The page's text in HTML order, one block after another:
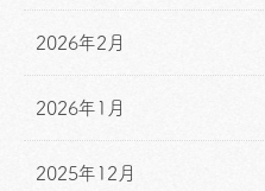
2026年2月
2026年1月
2025年12月